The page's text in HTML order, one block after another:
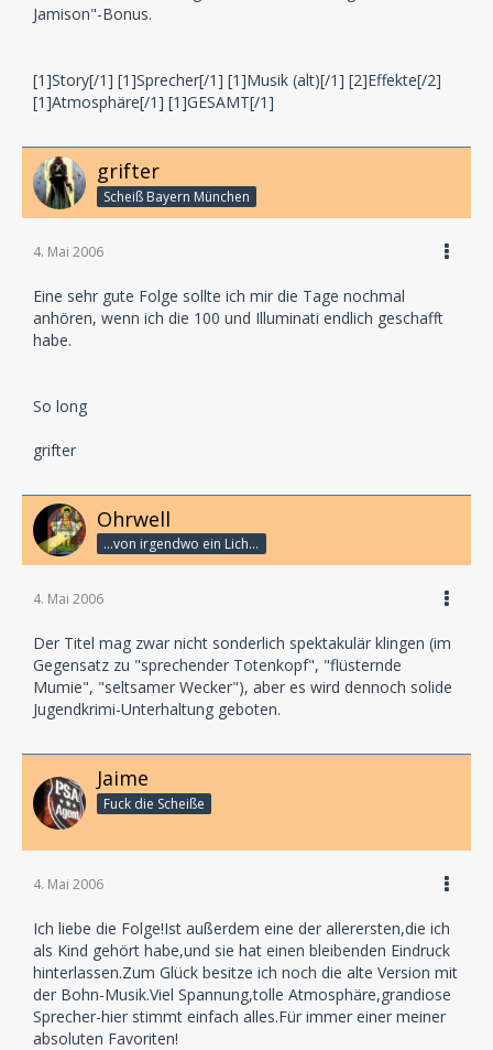
Jamison"-Bonus.
[1]Story[/1] [1]Sprecher[/1] [1]Musik (alt)[/1] [2]Effekte[/2]
[1]Atmosphäre[/1] [1]GESAMT[/1]
grifter
Scheiß Bayern München
4. Mai 2006
Eine sehr gute Folge sollte ich mir die Tage nochmal
anhören, wenn ich die 100 und Illuminati endlich geschafft
habe.
So long
grifter
Ohrwell
...von irgendwo ein Lichtlein her!
4. Mai 2006
Der Titel mag zwar nicht sonderlich spektakulär klingen (im
Gegensatz zu "sprechender Totenkopf", "flüsternde
Mumie", "seltsamer Wecker"), aber es wird dennoch solide
Jugendkrimi-Unterhaltung geboten.
Jaime
Fuck die Scheiße
4. Mai 2006
Ich liebe die Folge!Ist außerdem eine der allerersten,die ich
als Kind gehört habe,und sie hat einen bleibenden Eindruck
hinterlassen.Zum Glück besitze ich noch die alte Version mit
der Bohn-Musik.Viel Spannung,tolle Atmosphäre,grandiose
Sprecher-hier stimmt einfach alles.Für immer einer meiner
absoluten Favoriten!